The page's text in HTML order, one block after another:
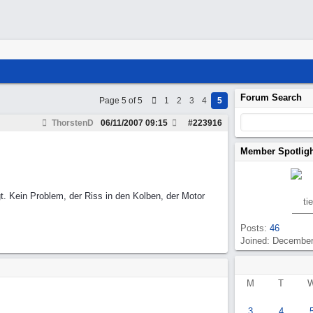
Page 5 of 5 1 2 3 4 5
ThorstenD #223916
06/11/2007 09:15
Kein Problem, der Riss in den Kolben, der Motor
Forum Search
Member
Posts: 46
Joined:
M T